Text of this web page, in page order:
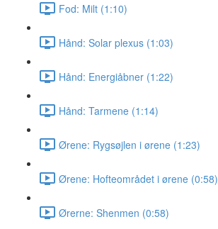
Fod: Milt (1:10)
Hånd: Solar plexus (1:03)
Hånd: Energiåbner (1:22)
Hånd: Tarmene (1:14)
Ørene: Rygsøjlen i ørene (1:23)
Ørene: Hofteområdet i ørene (0:58)
Ørerne: Shenmen (0:58)